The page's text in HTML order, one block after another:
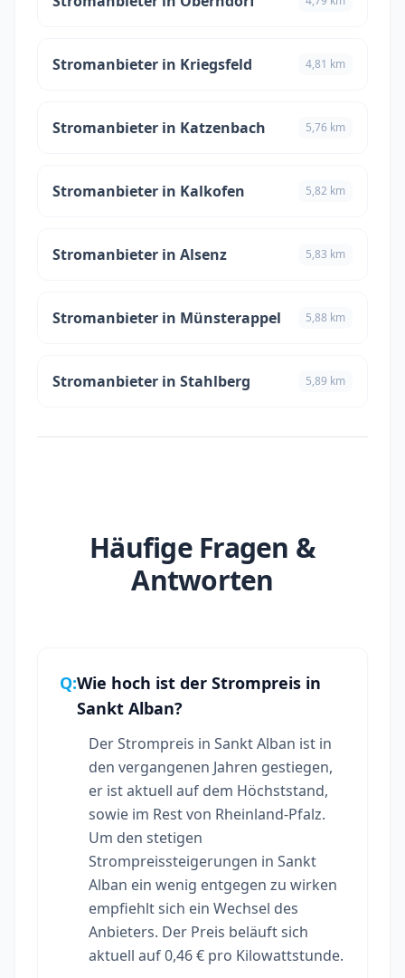
Stromanbieter in Kriegsfeld 4,81 km
Stromanbieter in Katzenbach 5,76 km
Stromanbieter in Kalkofen 5,82 km
Stromanbieter in Alsenz 5,83 km
Stromanbieter in Münsterappel 5,88 km
Stromanbieter in Stahlberg 5,89 km
Häufige Fragen &
Antworten
Q:Wie hoch ist der Strompreis in
Sankt Alban?
Der Strompreis in Sankt Alban ist in
den vergangenen Jahren gestiegen,
er ist aktuell auf dem Höchststand,
sowie im Rest von Rheinland-Pfalz.
Um den stetigen
Strompreissteigerungen in Sankt
Alban ein wenig entgegen zu wirken
empfiehlt sich ein Wechsel des
Anbieters. Der Preis beläuft sich
aktuell auf 0,46 € pro Kilowattstunde.